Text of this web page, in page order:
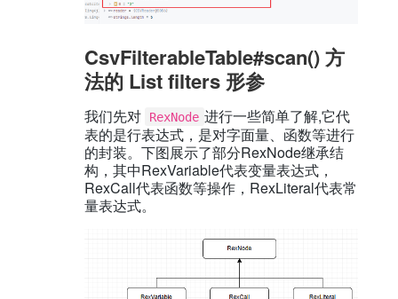
CsvFilterableTable#scan() 方
法的 Listfilters 形参
我们先对 RexNode 进行一些简单了解,它代
表的是行表达式，是对字面量、函数等进行
的封装。下图展示了部分RexNode继承结
构，其中RexVariable代表变量表达式，
RexCall代表函数等操作，RexLiteral代表常
量表达式。